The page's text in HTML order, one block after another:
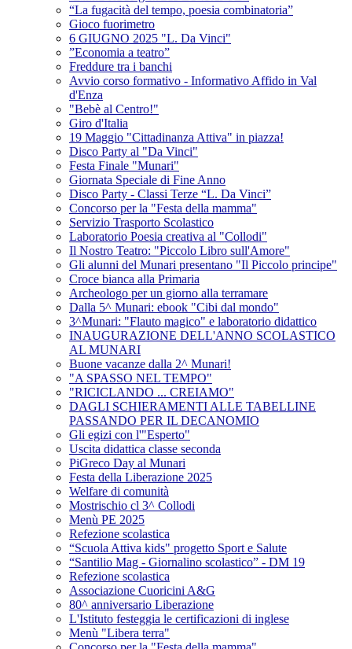
“La fugacità del tempo, poesia combinatoria”
Gioco fuorimetro
6 GIUGNO 2025 "L. Da Vinci"
”Economia a teatro”
Freddure tra i banchi
Avvio corso formativo - Informativo Affido in Val
d'Enza
"Bebè al Centro!"
Giro d'Italia
19 Maggio "Cittadinanza Attiva" in piazza!
Disco Party al "Da Vinci"
Festa Finale "Munari"
Giornata Speciale di Fine Anno
Disco Party - Classi Terze “L. Da Vinci”
Concorso per la "Festa della mamma"
Servizio Trasporto Scolastico
Laboratorio Poesia creativa al "Collodi"
Il Nostro Teatro: "Piccolo Libro sull'Amore"
Gli alunni del Munari presentano "Il Piccolo principe"
Croce bianca alla Primaria
Archeologo per un giorno alla terramare
Dalla 5^ Munari: ebook "Cibi dal mondo"
3^Munari: "Flauto magico" e laboratorio didattico
INAUGURAZIONE DELL'ANNO SCOLASTICO
AL MUNARI
Buone vacanze dalla 2^ Munari!
"A SPASSO NEL TEMPO"
"RICICLANDO ... CREIAMO"
DAGLI SCHIERAMENTI ALLE TABELLINE
PASSANDO PER IL DECANOMIO
Gli egizi con l'"Esperto"
Uscita didattica classe seconda
PiGreco Day al Munari
Festa della Liberazione 2025
Welfare di comunità
Mostrischio cl 3^ Collodi
Menù PE 2025
Refezione scolastica
“Scuola Attiva kids" progetto Sport e Salute
“Santilio Mag - Giornalino scolastico” - DM 19
Refezione scolastica
Associazione Cuoricini A&G
80^ anniversario Liberazione
L'Istituto festeggia le certificazioni di inglese
Menù "Libera terra"